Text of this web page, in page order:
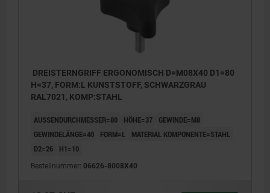
DREISTERNGRIFF ERGONOMISCH D=M08X40 D1=80
H=37, FORM:L KUNSTSTOFF, SCHWARZGRAU
RAL7021, KOMP:STAHL
AUSSENDURCHMESSER=80 HÖHE=37
GEWINDE=M8
GEWINDELÄNGE=40
FORM=L
MATERIAL KOMPONENTE=STAHL
D2=26
H1=10
Bestellnummer: 06626-8008X40